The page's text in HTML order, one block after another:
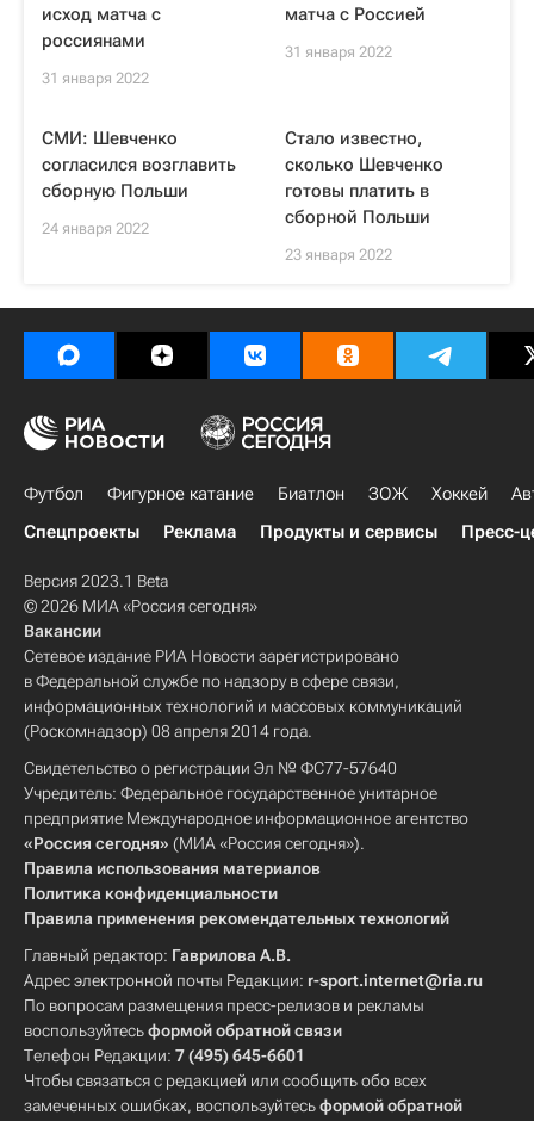
исход матча с
россиянами
31 января 2022
матча с Россией
31 января 2022
СМИ: Шевченко
согласился возглавить
сборную Польши
24 января 2022
Стало известно,
сколько Шевченко
готовы платить в
сборной Польши
23 января 2022
Футбол Фигурное катание Биатлон ЗОЖ Хоккей
Спецпроекты
Реклама Продукты и сервисы Пресс-
Версия 2023.1 Beta
© 2026 МИА «Россия сегодня»
Вакансии
Сетевое издание РИА Новости зарегистрировано
в Федеральной службе по надзору в сфере связи,
информационных технологий и массовых коммуникаций
(Роскомнадзор) 08 апреля 2014 года.
Свидетельство о регистрации Эл № ФС77-57640
Учредитель: Федеральное государственное унитарное
предприятие Международное информационное агентство
«Россия сегодня» (МИА «Россия сегодня»).
Правила использования материалов
Политика конфиденциальности
Правила применения рекомендательных технологий
Главный редактор: Гаврилова А.В.
Адрес электронной почты Редакции: r-sport.internet@ria.ru
По вопросам размещения пресс-релизов и рекламы
воспользуйтесьформой обратной связи
Телефон Редакции: 7 (495) 645-6601
Чтобы связаться с редакцией или сообщить обо всех
замеченных ошибках, воспользуйтесьформой обратной